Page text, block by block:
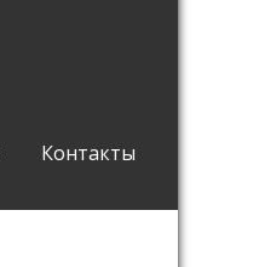
Контакты